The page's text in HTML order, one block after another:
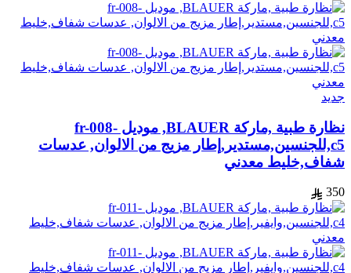
جديد
نظارة طبية ,ماركة BLAUER, موديل fr-008-
c5,للجنسين,مستدير,إطار مزيج من الالوان, عدسات
شفاف,خليط معدني
350